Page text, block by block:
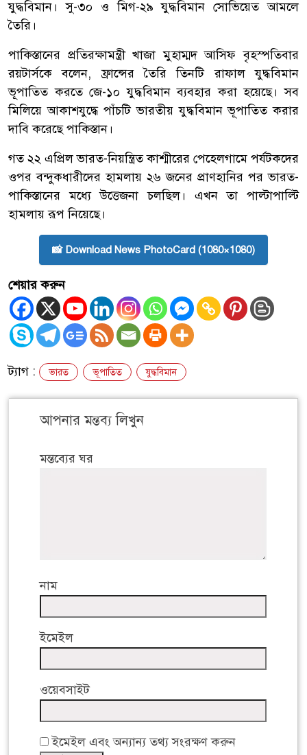
যুদ্ধবিমান। সু-৩০ ও মিগ-২৯ যুদ্ধবিমান সোভিয়েত আমলে
তৈরি।
পাকিস্তানের প্রতিরক্ষামন্ত্রী খাজা মুহাম্মদ আসিফ বৃহস্পতিবার
রয়টার্সকে বলেন, ফ্রান্সের তৈরি তিনটি রাফাল যুদ্ধবিমান
ভূপাতিত করতে জে-১০ যুদ্ধবিমান ব্যবহার করা হয়েছে। সব
মিলিয়ে আকাশযুদ্ধে পাঁচটি ভারতীয় যুদ্ধবিমান ভূপাতিত করার
দাবি করেছে পাকিস্তান।
গত ২২ এপ্রিল ভারত-নিয়ন্ত্রিত কাশ্মীরের পেহেলগামে পর্যটকদের
ওপর বন্দুকধারীদের হামলায় ২৬ জনের প্রাণহানির পর ভারত-
পাকিস্তানের মধ্যে উত্তেজনা চলছিল। এখন তা পাল্টাপাল্টি
হামলায় রূপ নিয়েছে।
📸 Download News PhotoCard (1080×1080)
শেয়ার করুন
ট্যাগ : ভারত ভূপাতিত যুদ্ধবিমান
আপনার মন্তব্য লিখুন
মন্তব্যের ঘর
নাম
ইমেইল
ওয়েবসাইট
ইমেইল এবং অন্যান্য তথ্য সংরক্ষণ করুন